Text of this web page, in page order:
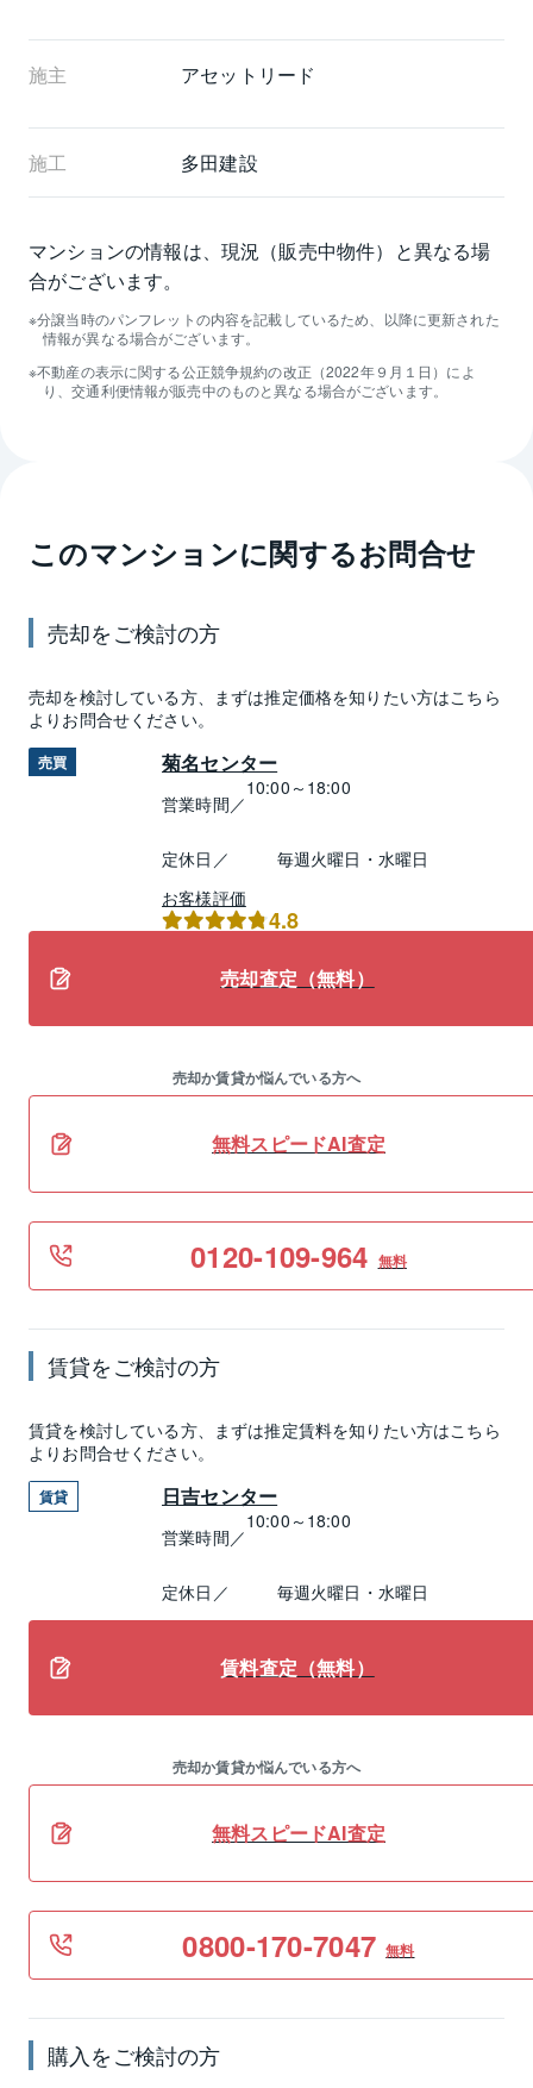
施主 アセットリード
施工 多田建設
マンションの情報は、現況（販売中物件）と異なる場
合がございます。
分譲当時のパンフレットの内容を記載しているため、以降に更新された
情報が異なる場合がございます。
不動産の表示に関する公正競争規約の改正（2022年９月１日）によ
り、交通利便情報が販売中のものと異なる場合がございます。
このマンションに関するお問合せ
売却をご検討の方
売却を検討している方、まずは推定価格を知りたい方はこちら
よりお問合せください。
売買 菊名センター
営業時間／
10:00～18:00
定休日／
毎週火曜日・水曜日
お客様評価
4.8
売却査定（無料）
売却か賃貸か悩んでいる方へ
無料スピードAI査定
0120-109-964 無料
賃貸をご検討の方
賃貸を検討している方、まずは推定賃料を知りたい方はこちら
よりお問合せください。
賃貸 日吉センター
営業時間／
10:00～18:00
定休日／ 毎週火曜日・水曜日
賃料査定（無料）
売却か賃貸か悩んでいる方へ
無料スピードAI査定
0800-170-7047 無料
購入をご検討の方